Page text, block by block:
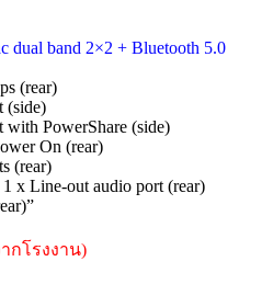
dual band 2×2 + Bluetooth 5.0
(rear)
(side)
PowerShare (side)
On (rear)
(rear)
x Line-out audio port (rear)
ากโรงงาน)